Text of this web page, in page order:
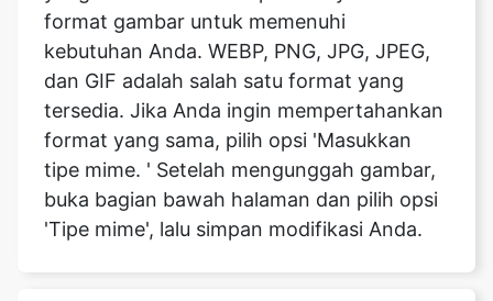
tersedia. Jika Anda ingin mempertahankan
format yang sama, pilih opsi 'Masukkan
tipe mime. ' Setelah mengunggah gambar,
buka bagian bawah halaman dan pilih opsi
'Tipe mime', lalu simpan modifikasi Anda.
Apakah mungkin untuk kompres